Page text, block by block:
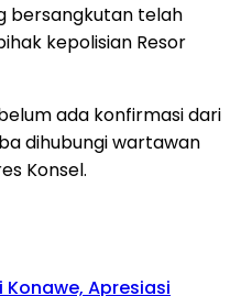
bersangkutan telah
kepolisian Resor
ada konfirmasi dari
dihubungi wartawan
Konsel.
Apresiasi